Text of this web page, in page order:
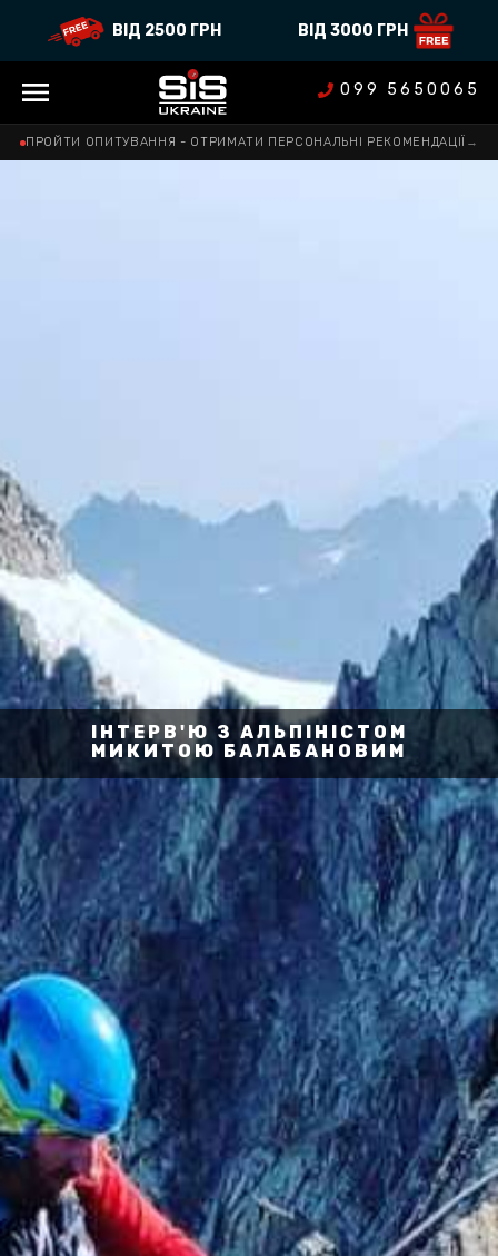
ВІД 2500 ГРН ВІД 3000 ГРН
099 5650065
ПРОЙТИ ОПИТУВАННЯ - ОТРИМАТИ ПЕРСОНАЛЬНІ РЕКОМЕНДАЦІЇ →
ІНТЕРВ'Ю З АЛЬПІНІСТОМ
МИКИТОЮ БАЛАБАНОВИМ